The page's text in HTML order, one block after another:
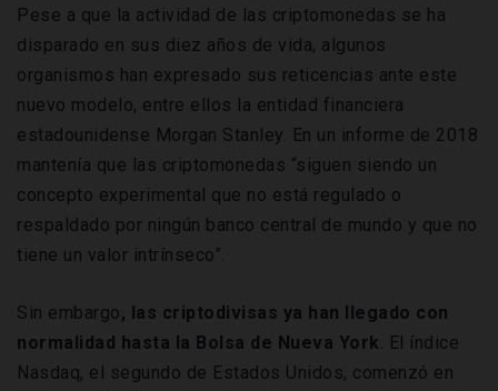
Pese a que la actividad de las criptomonedas se ha
disparado en sus diez años de vida, algunos
organismos han expresado sus reticencias ante este
nuevo modelo, entre ellos la entidad financiera
estadounidense Morgan Stanley. En un informe de 2018
mantenía que las criptomonedas “siguen siendo un
concepto experimental que no está regulado o
respaldado por ningún banco central de mundo y que no
tiene un valor intrínseco”.
Sin embargo, las criptodivisas ya han llegado con
normalidad hasta la Bolsa de Nueva York. El índice
Nasdaq, el segundo de Estados Unidos, comenzó en